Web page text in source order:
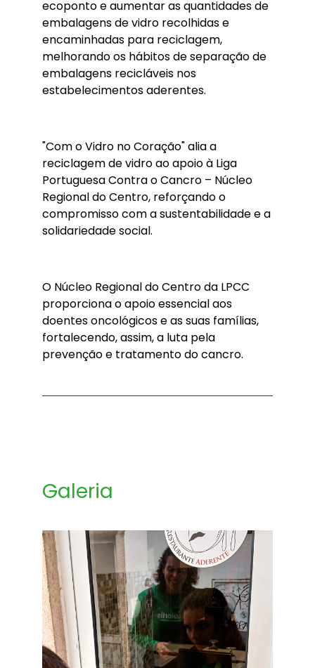
ecoponto e aumentar as quantidades de
embalagens de vidro recolhidas e
encaminhadas para reciclagem,
melhorando os hábitos de separação de
embalagens recicláveis nos
estabelecimentos aderentes.
"Com o Vidro no Coração" alia a
reciclagem de vidro ao apoio à Liga
Portuguesa Contra o Cancro – Núcleo
Regional do Centro, reforçando o
compromisso com a sustentabilidade e a
solidariedade social.
O Núcleo Regional do Centro da LPCC
proporciona o apoio essencial aos
doentes oncológicos e as suas famílias,
fortalecendo, assim, a luta pela
prevenção e tratamento do cancro.
Galeria